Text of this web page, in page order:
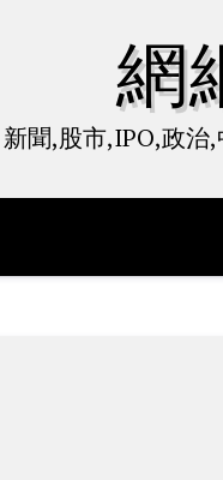
網
新聞,股市,IPO,政治